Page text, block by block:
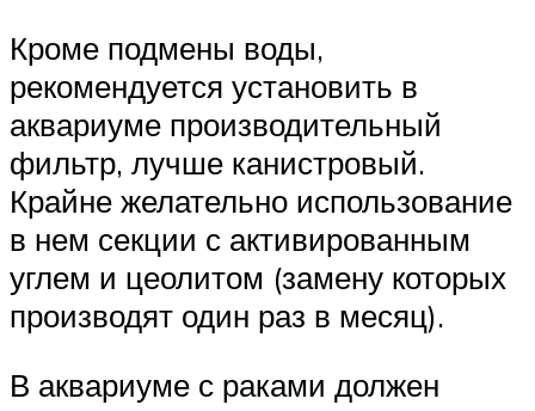
Кроме подмены воды,
рекомендуется установить в
аквариуме производительный
фильтр, лучше канистровый.
Крайне желательно использование
в нем секции с активированным
углем и цеолитом (замену которых
производят один раз в месяц).
В аквариуме с раками должен